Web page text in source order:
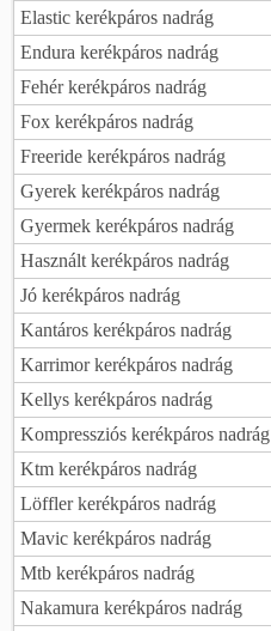
Elastic kerékpáros nadrág
Endura kerékpáros nadrág
Fehér kerékpáros nadrág
Fox kerékpáros nadrág
Freeride kerékpáros nadrág
Gyerek kerékpáros nadrág
Gyermek kerékpáros nadrág
Használt kerékpáros nadrág
Jó kerékpáros nadrág
Kantáros kerékpáros nadrág
Karrimor kerékpáros nadrág
Kellys kerékpáros nadrág
Kompressziós kerékpáros nadrág
Ktm kerékpáros nadrág
Löffler kerékpáros nadrág
Mavic kerékpáros nadrág
Mtb kerékpáros nadrág
Nakamura kerékpáros nadrág